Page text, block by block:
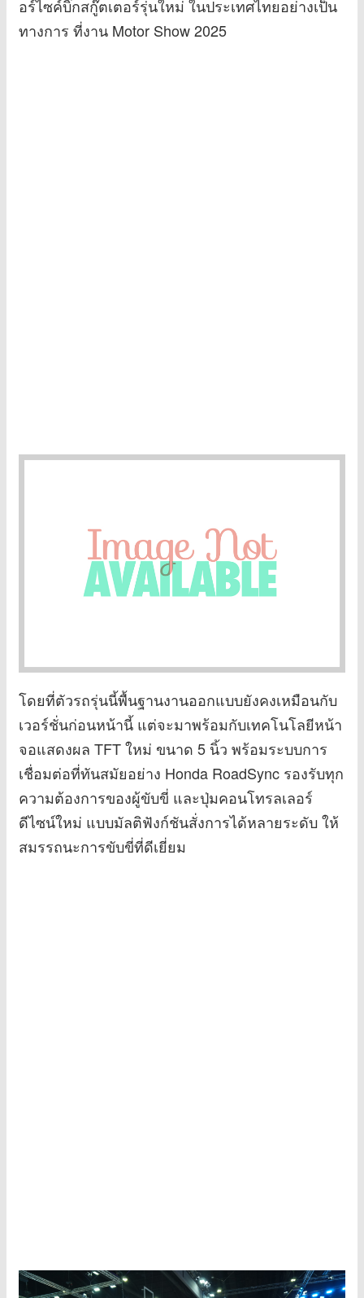
อร์ไซค์บิ๊กสกู๊ตเตอร์รุ่นใหม่ ในประเทศไทยอย่างเป็น
ทางการ ที่งาน Motor Show 2025
โดยที่ตัวรถรุ่นนี้พื้นฐานงานออกแบบยังคงเหมือนกับ
เวอร์ชั่นก่อนหน้านี้ แต่จะมาพร้อมกับเทคโนโลยีหน้า
จอแสดงผล TFT ใหม่ ขนาด 5 นิ้ว พร้อมระบบการ
เชื่อมต่อที่ทันสมัยอย่าง Honda RoadSync รองรับทุก
ความต้องการของผู้ขับขี่ และปุ่มคอนโทรลเลอร์
ดีไซน์ใหม่ แบบมัลติฟังก์ชันสั่งการได้หลายระดับ ให้
สมรรถนะการขับขี่ที่ดีเยี่ยม